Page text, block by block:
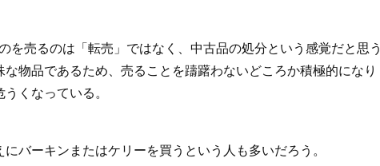
売るのは「転売」ではなく、中古品の処分という感覚だと思う
物品であるため、売ることを躊躇わないどころか積極的になり
くなっている。
バーキンまたはケリーを買うという人も多いだろう。